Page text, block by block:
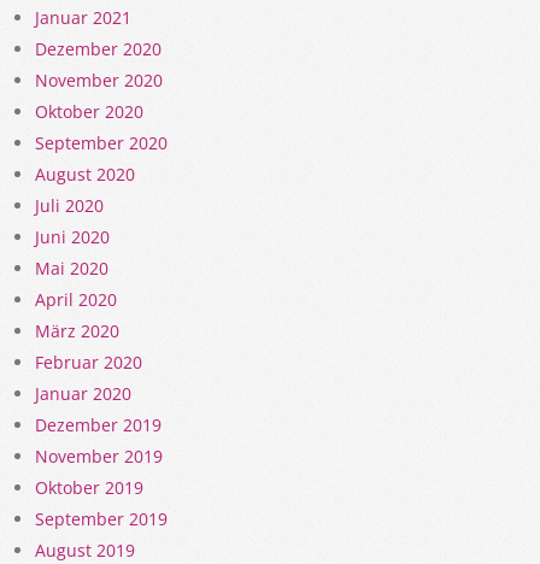
Januar 2021
Dezember 2020
November 2020
Oktober 2020
September 2020
August 2020
Juli 2020
Juni 2020
Mai 2020
April 2020
März 2020
Februar 2020
Januar 2020
Dezember 2019
November 2019
Oktober 2019
September 2019
August 2019